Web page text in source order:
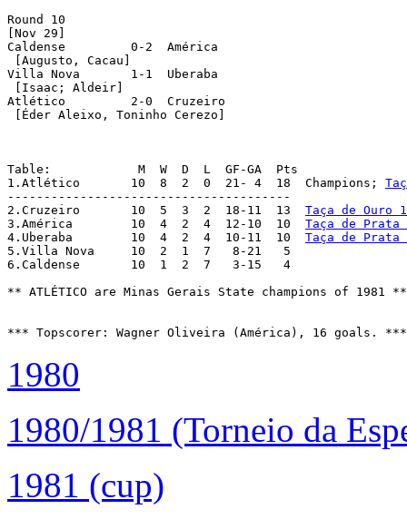
Round 10
[Nov 29]
Caldense	 0-2  América
[Augusto, Cacau]
Villa Nova	 1-1  Uberaba
[Isaac; Aldeir]
Atlético	 2-0  Cruzeiro
[Éder Aleixo, Toninho Cerezo]
Table:		  M  W  D  L  GF-GA  Pts
1.Atlético  	 10  8  2  0  21- 4  18  Champions;
---------------------------------------
2.Cruzeiro  	 10  5  3  2  18-11  13 Taça de Ouro
3.América  	 10  4  2  4  12-10  10 Taça de Prata
4.Uberaba	 10  4  2  4  10-11  10 Taça de Prata
5.Villa Nova     10  2  1  7   8-21   5
6.Caldense	 10  1  2  7   3-15   4
** ATLÉTICO are Minas Gerais State champions of 1981 **
*** Topscorer: Wagner Oliveira (América), 16 goals. ***
1980
1980/1981 (Torneio da
1981 (cup)